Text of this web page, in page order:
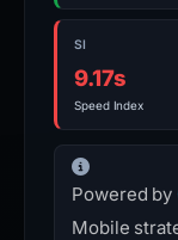
SI
9.17s
Speed Index
Powered by
Mobile